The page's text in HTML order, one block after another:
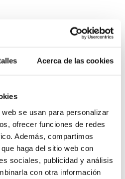
Acerca de las cookies
se usan para personalizar
ofrecer funciones de redes
Además, compartimos
haga del sitio web con
sociales, publicidad y análisis
con otra información
de 10 a 14h i de 16 a 19h.
de 9 a 15h